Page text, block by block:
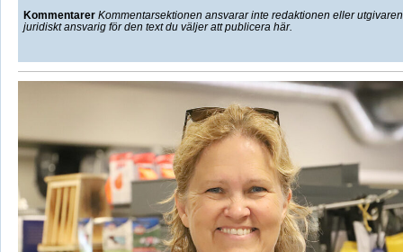
Kommentarer Kommentarsektionen ansvarar inte redaktionen eller
juridiskt ansvarig för den text du väljer att publicera här.